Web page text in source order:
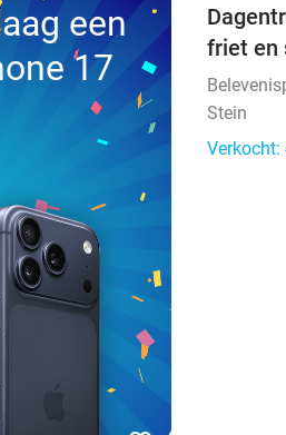
een
17
friet en
Stein
Verkocht: